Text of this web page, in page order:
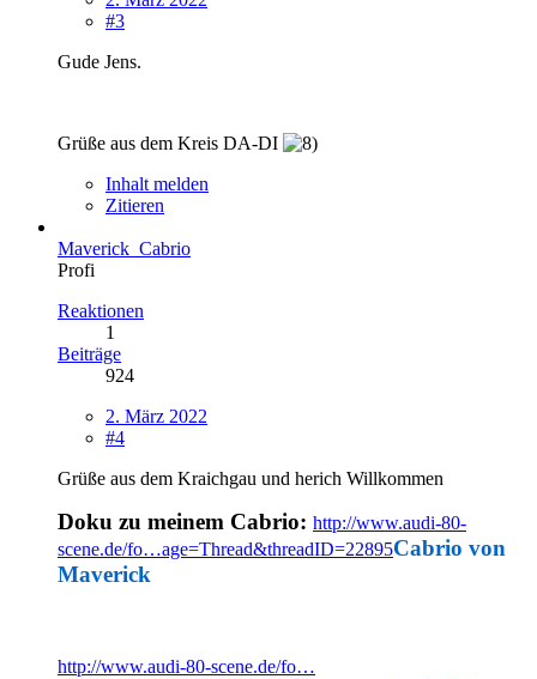
#3
Gude Jens.
Grüße aus dem Kreis DA-DI
Inhalt melden
Zitieren
Maverick_Cabrio
Profi
Reaktionen
1
Beiträge
924
2. März 2022
#4
Grüße aus dem Kraichgau und herich Willkommen
Doku zu meinem Cabrio: http://www.audi-80-
scene.de/fo…age=Thread&threadID=22895Cabrio von
Maverick
http://www.audi-80-scene.de/fo…